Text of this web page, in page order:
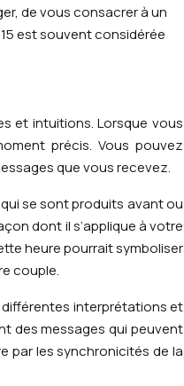
de vous consacrer à un
est souvent considérée
et intuitions. Lorsque vous
précis. Vous pouvez
que vous recevez.
se sont produits avant ou
dont il s’applique à votre
heure pourrait symboliser
couple.
différentes interprétations et
des messages qui peuvent
par les synchronicités de la